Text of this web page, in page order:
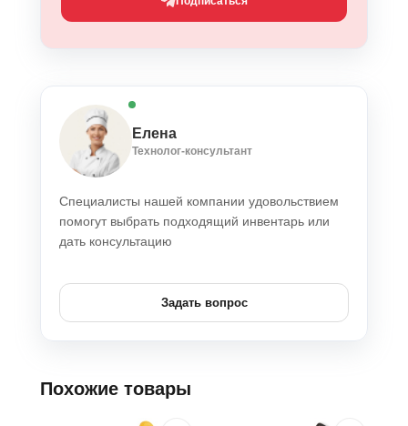
Елена
Технолог-консультант
Специалисты нашей компании удовольствием
помогут выбрать подходящий инвентарь или
дать консультацию
Задать вопрос
Похожие товары